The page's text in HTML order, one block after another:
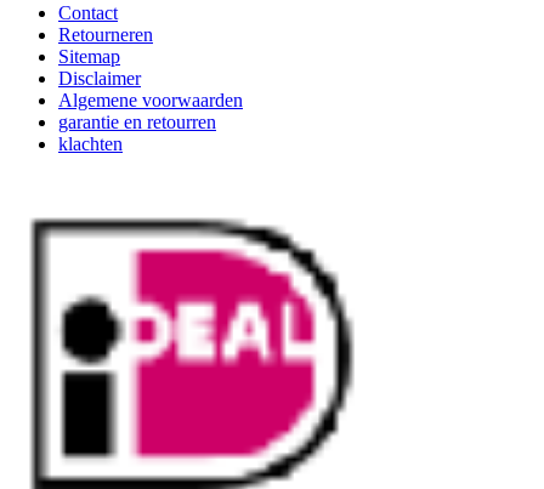
Contact
Retourneren
Sitemap
Disclaimer
Algemene voorwaarden
garantie en retourren
klachten